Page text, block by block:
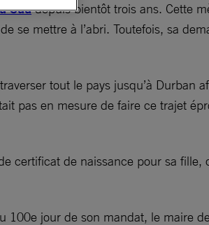
Suddepuis bientôt trois ans. Cette
se mettre à l’abri. Toutefois, sa
tout le pays jusqu’à Durban
pas en mesure de faire ce trajet
certificat de naissance pour sa fille,
100e jour de son mandat, le maire